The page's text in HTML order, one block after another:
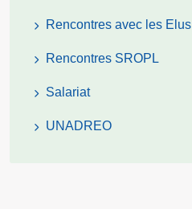
Rencontres avec les Elus
Rencontres SROPL
Salariat
UNADREO